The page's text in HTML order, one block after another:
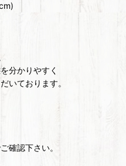
分かりやすく
いております。
確認下さい。